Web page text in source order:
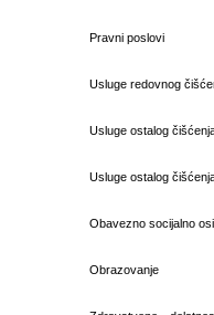
Pravni poslovi
Usluge redovnog
Usluge ostalog
Usluge ostalog
Оbavezno socijalno
Obrazovanje